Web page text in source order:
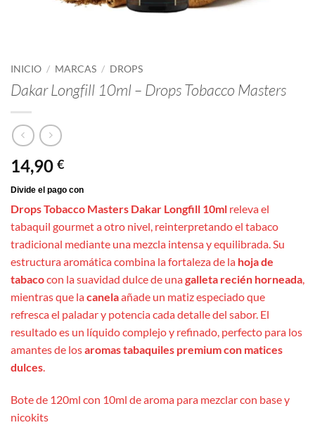
INICIO / MARCAS / DROPS
Dakar Longfill 10ml – Drops Tobacco Masters
14,90 €
Drops Tobacco Masters Dakar Longfill 10ml releva el
tabaquil gourmet a otro nivel, reinterpretando el tabaco
tradicional mediante una mezcla intensa y equilibrada. Su
estructura aromática combina la fortaleza de la hoja de
tabacocon la suavidad dulce de unagalleta recién horneada,
mientras que lacanelaañade un matiz especiado que
refresca el paladar y potencia cada detalle del sabor. El
resultado es un líquido complejo y refinado, perfecto para los
amantes de losaromas tabaquiles premium con matices
dulces.
Bote de 120ml con 10ml de aroma para mezclar con base y
nicokits